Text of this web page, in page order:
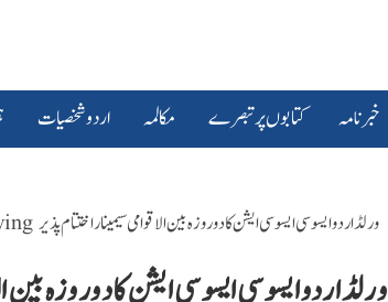
خبرنامہ کتابوں پرتبصرے مکالمہ اردو شخصیات
ورلڈ اردو ایسوسی ایسوسی ایشن کا دوروزہ بین